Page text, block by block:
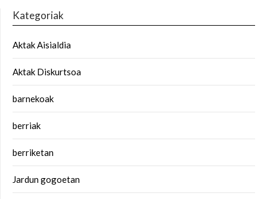
Kategoriak
Aktak Aisialdia
Aktak Diskurtsoa
barnekoak
berriak
berriketan
Jardun gogoetan